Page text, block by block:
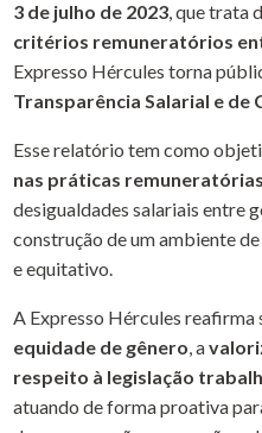
3 de julho de 2023, que trata
critérios remuneratórios
Expresso Hércules torna
Transparência Salarial e
Esse relatório tem como
nas práticas remuneratórias
desigualdades salariais entre
construção de um ambiente
e equitativo.
A Expresso Hércules reafirma
equidade de gênero, a
respeito à legislação
atuando de forma proativa